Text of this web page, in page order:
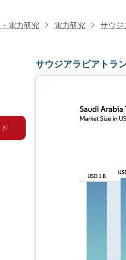
電力研究 電力研究 サウジ
サウジアラビアトラ